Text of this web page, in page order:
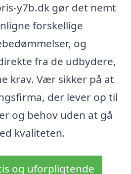
y7b.dk gør det nemt
forskellige
og
fra de udbydere,
krav. Vær sikker på at
der lever op til
og behov uden at gå
kvaliteten.
og uforpligtende